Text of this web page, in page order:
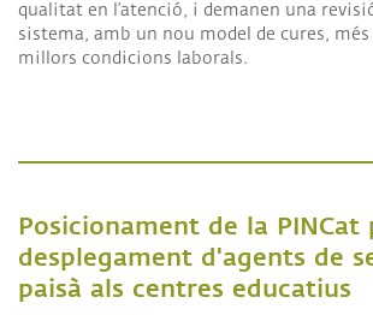
qualitat en l’atenció, i d emanen una
sistema, amb un nou model de cures,
millors condicions laborals.
Posicionament de la PINCat
desplegament d'agents de
paisà als centres educatius